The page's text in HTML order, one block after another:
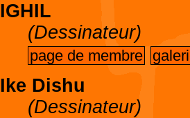
IGHIL
(Dessinateur)
page de membre
Ike Dishu
(Dessinateur)